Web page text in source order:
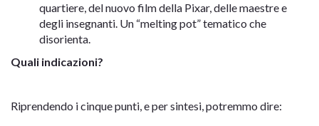
quartiere, del nuovo film della Pixar, delle maestre e
degli insegnanti. Un “melting pot” tematico che
disorienta.
Quali indicazioni?
Riprendendo i cinque punti, e per sintesi, potremmo dire: